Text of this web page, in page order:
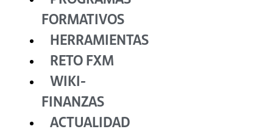
FORMATIVOS
HERRAMIENTAS
RETO FXM
WIKI-
FINANZAS
ACTUALIDAD